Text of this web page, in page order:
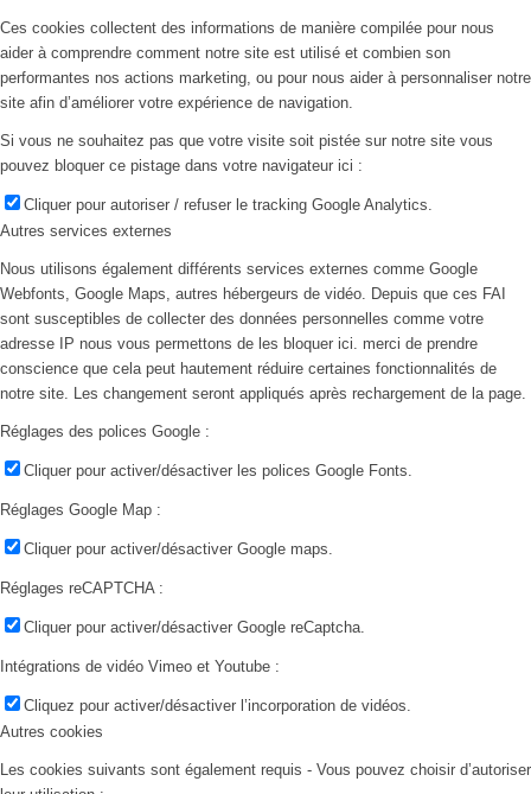
Ces cookies collectent des informations de manière compilée pour nous
aider à comprendre comment notre site est utilisé et combien son
performantes nos actions marketing, ou pour nous aider à personnaliser notre
site afin d’améliorer votre expérience de navigation.
Si vous ne souhaitez pas que votre visite soit pistée sur notre site vous
pouvez bloquer ce pistage dans votre navigateur ici :
Cliquer pour autoriser / refuser le tracking Google Analytics.
Autres services externes
Nous utilisons également différents services externes comme Google
Webfonts, Google Maps, autres hébergeurs de vidéo. Depuis que ces FAI
sont susceptibles de collecter des données personnelles comme votre
adresse IP nous vous permettons de les bloquer ici. merci de prendre
conscience que cela peut hautement réduire certaines fonctionnalités de
notre site. Les changement seront appliqués après rechargement de la page.
Réglages des polices Google :
Cliquer pour activer/désactiver les polices Google Fonts.
Réglages Google Map :
Cliquer pour activer/désactiver Google maps.
Réglages reCAPTCHA :
Cliquer pour activer/désactiver Google reCaptcha.
Intégrations de vidéo Vimeo et Youtube :
Cliquez pour activer/désactiver l’incorporation de vidéos.
Autres cookies
Les cookies suivants sont également requis - Vous pouvez choisir d’autoriser